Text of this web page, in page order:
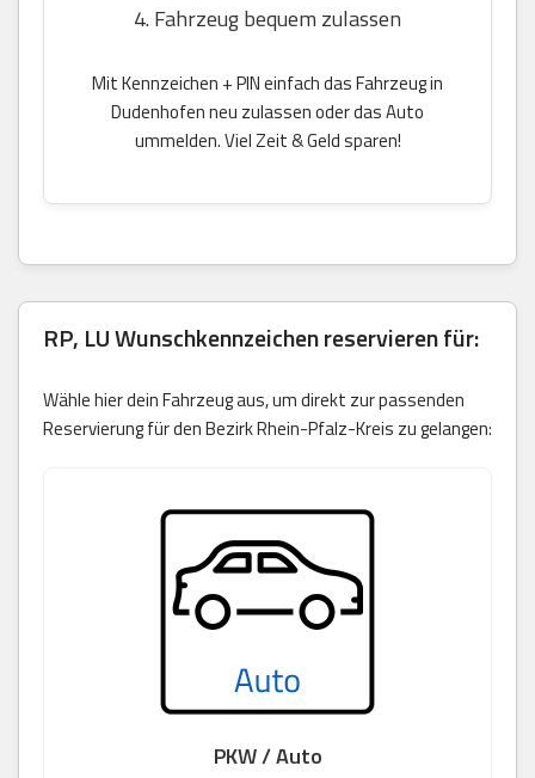
4. Fahrzeug bequem zulassen
Mit Kennzeichen + PIN einfach das Fahrzeug in
Dudenhofen neu zulassen oder das Auto
ummelden. Viel Zeit & Geld sparen!
RP, LU Wunschkennzeichen reservieren für:
Wähle hier dein Fahrzeug aus, um direkt zur passenden
Reservierung für den Bezirk Rhein-Pfalz-Kreis zu gelangen:
PKW / Auto